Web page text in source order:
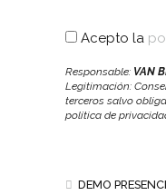
Acepto la
Responsable: VAN
Legitimación:
terceros salvo
política de
DEMO